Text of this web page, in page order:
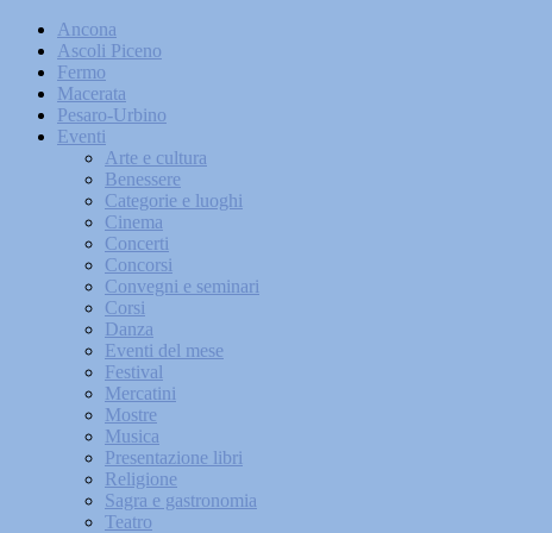
Ancona
Ascoli Piceno
Fermo
Macerata
Pesaro-Urbino
Eventi
Arte e cultura
Benessere
Categorie e luoghi
Cinema
Concerti
Concorsi
Convegni e seminari
Corsi
Danza
Eventi del mese
Festival
Mercatini
Mostre
Musica
Presentazione libri
Religione
Sagra e gastronomia
Teatro